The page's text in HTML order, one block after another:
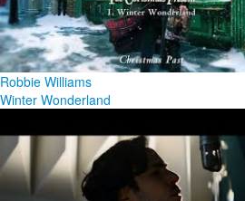
Robbie Williams
Winter Wonderland